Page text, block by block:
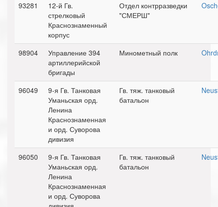
93281
12-й Гв.
стрелковый
Краснознаменный
корпус
Отдел контрразведки
"СМЕРШ"
98904
Управление 394
артиллерийской
бригады
Минометный полк
96049
9-я Гв. Танковая
Уманьская орд.
Ленина
Краснознаменная
и орд. Суворова
дивизия
Гв. тяж. танковый
батальон
96050
9-я Гв. Танковая
Уманьская орд.
Ленина
Краснознаменная
и орд. Суворова
Гв. тяж. танковый
батальон